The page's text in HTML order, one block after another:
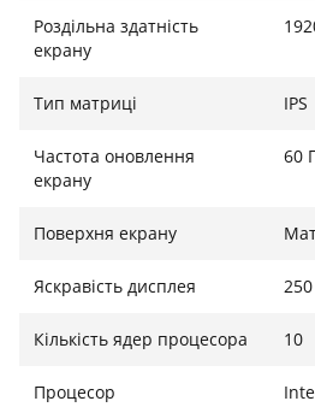
вимогливими бізнес-
гарантує його витривалість у
Комфорт та якісне
роздільною здатністю Full HD
яскравістю 250 ніт. Зручна
також великий скляний тачпад
Роздільна здатність
екрану
Тип матриці IPS
Частота оновлення
екрану
60
Поверхня екрану
Яскравість дисплея
Кількість ядер процесора 10
Процесор